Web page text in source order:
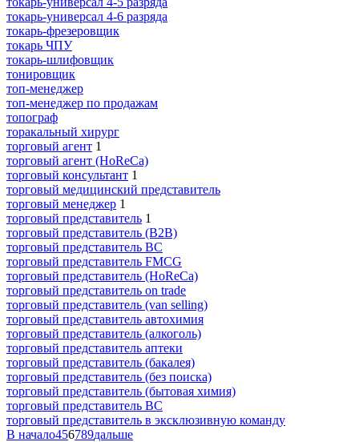
токарь-универсал 4-6 разряда
токарь-фрезеровщик
токарь ЧПУ
токарь-шлифовщик
тонировщик
топ-менеджер
топ-менеджер по продажам
топограф
торакальный хирург
торговый агент 1
торговый агент (HoReCa)
торговый консультант 1
торговый медицинский представитель
торговый менеджер 1
торговый представитель 1
торговый представитель (B2B)
торговый представитель BC
торговый представитель FMCG
торговый представитель (HoReCa)
торговый представитель on trade
торговый представитель (van selling)
торговый представитель автохимия
торговый представитель (алкоголь)
торговый представитель аптеки
торговый представитель (бакалея)
торговый представитель (без поиска)
торговый представитель (бытовая химия)
торговый представитель ВС
торговый представитель в эксклюзивную команду
В начало456789дальше